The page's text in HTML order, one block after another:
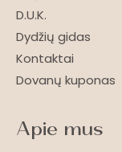
D.U.K.
Dydžių gidas
Kontaktai
Dovanų kuponas
Apie mus